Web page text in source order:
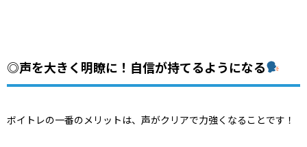
◎声を大きく明瞭に！自信が持てるようになる
ボイトレの一番のメリットは、声がクリアで力強くなることです！